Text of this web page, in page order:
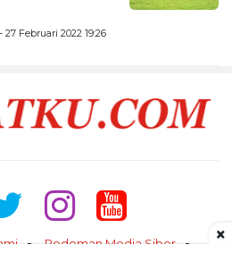
- 27 Februari 2022 19:26
Pedoman Media Siber ×